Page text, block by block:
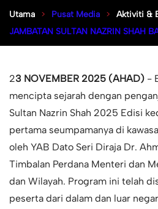
Utama Pusat Media Aktiviti &
JAMBATAN SULTAN NAZRIN SHAH
23 NOVEMBER 2025 (AHAD) -
mencipta sejarah dengan
Sultan Nazrin Shah 2025 Edisi
pertama seumpamanya di
oleh YAB Dato Seri Diraja Dr.
Timbalan Perdana Menteri dan
dan Wilayah. Program ini telah
peserta dari dalam dan luar